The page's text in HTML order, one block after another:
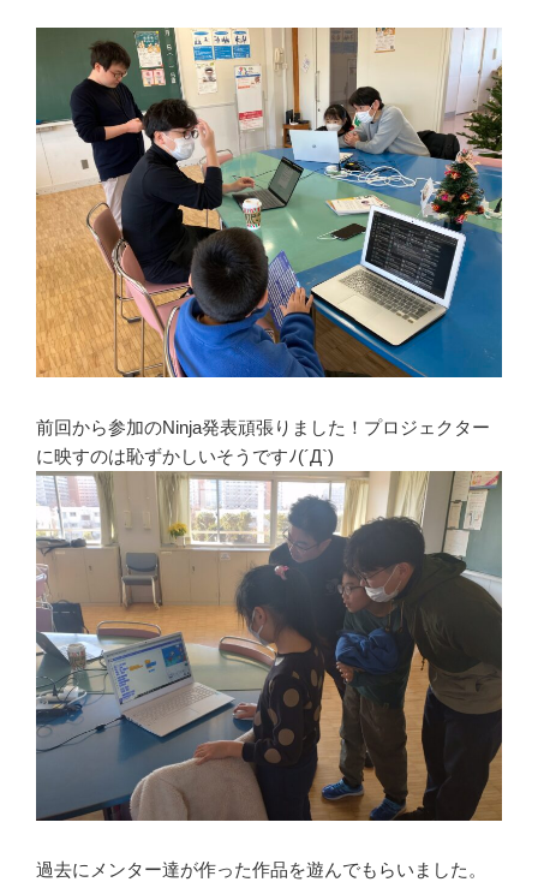
前回から参加のNinja発表頑張りました！プロジェクター
に映すのは恥ずかしいそうですﾉ(´Д`)
過去にメンター達が作った作品を遊んでもらいました。